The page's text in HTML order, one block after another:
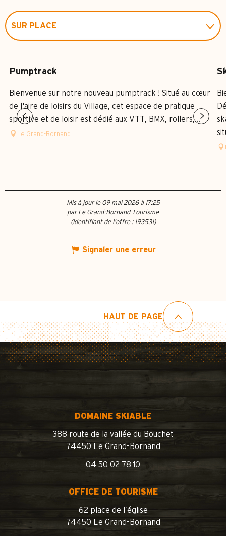
SUR PLACE
Pumptrack
Bienvenue sur notre nouveau pumptrack ! Situé au cœur
de l'aire de loisirs du Village, cet espace de pratique
sportive et de loisir est dédié aux VTT, BMX, rollers,...
Le Grand-Bornand
Mis à jour le 09 mai 2026 à 17:25
par Le Grand-Bornand Tourisme
(Identifiant de l'offre : 193531)
Signaler une erreur
HAUT DE PAGE
DOMAINE SKIABLE
388 route de la vallée du Bouchet
74450 Le Grand-Bornand
04 50 02 78 10
OFFICE DE TOURISME
62 place de l’église
74450 Le Grand-Bornand